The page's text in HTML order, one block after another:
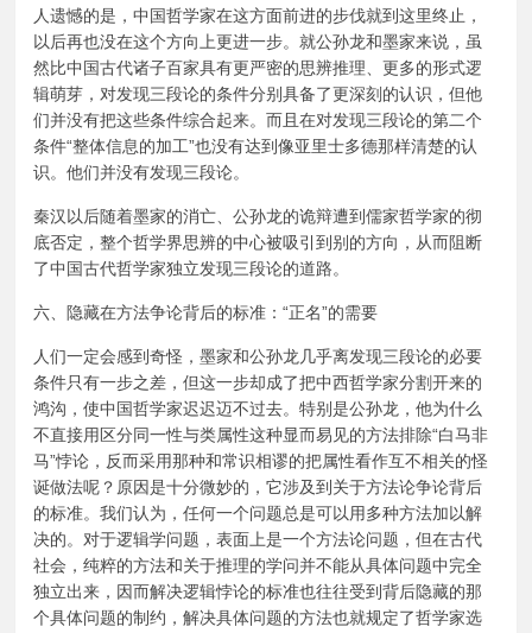
人遗憾的是，中国哲学家在这方面前进的步伐就到这里终止，
以后再也没在这个方向上更进一步。就公孙龙和墨家来说，虽
然比中国古代诸子百家具有更严密的思辨推理、更多的形式逻
辑萌芽，对发现三段论的条件分别具备了更深刻的认识，但他
们并没有把这些条件综合起来。而且在对发现三段论的第二个
条件“整体信息的加工”也没有达到像亚里士多德那样清楚的认
识。他们并没有发现三段论。
秦汉以后随着墨家的消亡、公孙龙的诡辩遭到儒家哲学家的彻
底否定，整个哲学界思辨的中心被吸引到别的方向，从而阻断
了中国古代哲学家独立发现三段论的道路。
六、隐藏在方法争论背后的标准：“正名”的需要
人们一定会感到奇怪，墨家和公孙龙几乎离发现三段论的必要
条件只有一步之差，但这一步却成了把中西哲学家分割开来的
鸿沟，使中国哲学家迟迟迈不过去。特别是公孙龙，他为什么
不直接用区分同一性与类属性这种显而易见的方法排除“白马非
马”悖论，反而采用那种和常识相谬的把属性看作互不相关的怪
诞做法呢？原因是十分微妙的，它涉及到关于方法论争论背后
的标准。我们认为，任何一个问题总是可以用多种方法加以解
决的。对于逻辑学问题，表面上是一个方法论问题，但在古代
社会，纯粹的方法和关于推理的学问并不能从具体问题中完全
独立出来，因而解决逻辑悖论的标准也往往受到背后隐藏的那
个具体问题的制约，解决具体问题的方法也就规定了哲学家选